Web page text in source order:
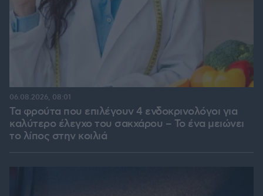
Τα φρούτα που επιλέγουν 4 ενδοκρινολόγοι για
καλύτερο έλεγχο του σακχάρου – Το ένα μειώνει
το λίπος στην κοιλιά
06.08.2026, 08:01